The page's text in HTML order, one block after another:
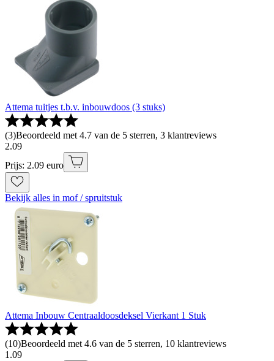
Attema tuitjes t.b.v. inbouwdoos (3 stuks)
(3)Beoordeeld met 4.7 van de 5 sterren, 3 klantreviews
2.09
Prijs: 2.09 euro
Bekijk alles in mof / spruitstuk
Attema Inbouw Centraaldoosdeksel Vierkant 1 Stuk
(10)Beoordeeld met 4.6 van de 5 sterren, 10 klantreviews
1 .09